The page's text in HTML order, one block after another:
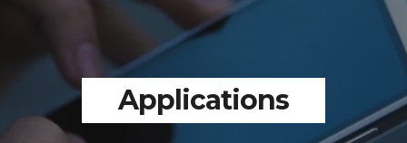
Applications